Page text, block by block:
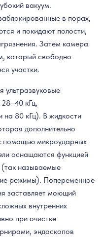
вакуум.
в порах,
и покидают полости,
Затем камера
который свободно
участки.
ультразвуковые
кГц,
на 80 кГц). В жидкости
дополнительно
помощью микроударных
оснащаются функцией
(так называемые
режимы). Попеременное
заставляет моющий
внутренних
при очистке
эндоскопов